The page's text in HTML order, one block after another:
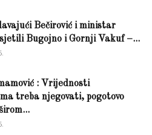
Bečirović i ministar
Bugojno i Gornji Vakuf –...
: Vrijednosti
treba njegovati, pogotovo